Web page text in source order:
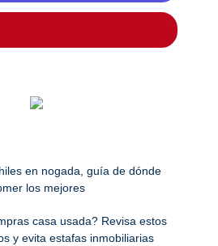
en nogada, guía de dónde
los mejores
casa usada? Revisa estos
y evita estafas inmobiliarias